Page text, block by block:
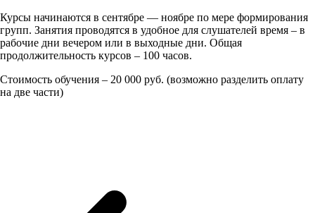
Курсы начинаются в сентябре — ноябре по мере формирования
групп. Занятия проводятся в удобное для слушателей время – в
рабочие дни вечером или в выходные дни. Общая
продолжительность курсов – 100 часов.
Стоимость обучения – 20 000 руб. (возможно разделить оплату
на две части)